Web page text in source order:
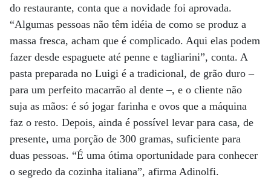
do restaurante, conta que a novidade foi aprovada.
“Algumas pessoas não têm idéia de como se produz a
massa fresca, acham que é complicado. Aqui elas podem
fazer desde espaguete até penne e tagliarini”, conta. A
pasta preparada no Luigi é a tradicional, de grão duro –
para um perfeito macarrão al dente –, e o cliente não
suja as mãos: é só jogar farinha e ovos que a máquina
faz o resto. Depois, ainda é possível levar para casa, de
presente, uma porção de 300 gramas, suficiente para
duas pessoas. “É uma ótima oportunidade para conhecer
o segredo da cozinha italiana”, afirma Adinolfi.